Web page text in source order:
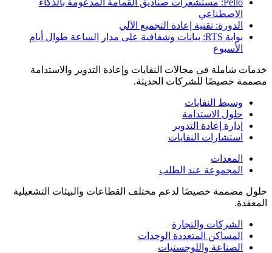
Pello: مستشعرات صناديق القمامة المدعومة بالذكاء
الاصطناعي
الدورة: تقنية إعادة التجميع الآلي
بوابة RTS: بيانات وشفافية على مدار الساعة طوال أيام
الأسبوع
خدمات شاملة في مجالات النفايات وإعادة التدوير والاستدامة
مصممة خصيصًا للشركات الحديثة.
وسيط النفايات
حلول الاستدامة
إدارة إعادة التدوير
استشارات النفايات
المعدات
المجموعة عند الطلب
حلول مصممة خصيصًا لدعم مختلف القطاعات والبيئات التشغيلية
المعقدة.
الشركات والتجارة
المساكن المتعددة الوحدات
الصناعة واللوجستيات